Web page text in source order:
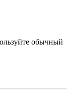
обычный